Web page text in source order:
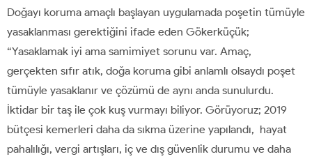
Doğayı koruma amaçlı başlayan uygulamada poşetin tümüyle
yasaklanması gerektiğini ifade eden Gökerküçük;
“Yasaklamak iyi ama samimiyet sorunu var. Amaç,
gerçekten sıfır atık, doğa koruma gibi anlamlı olsaydı poşet
tümüyle yasaklanır ve çözümü de aynı anda sunulurdu.
İktidar bir taş ile çok kuş vurmayı biliyor. Görüyoruz; 2019
bütçesi kemerleri daha da sıkma üzerine yapılandı, hayat
pahalılığı, vergi artışları, iç ve dış güvenlik durumu ve daha